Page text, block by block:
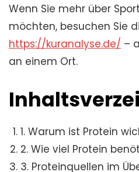
Wenn Sie mehr über
möchten, besuchen Sie
https://kuranalyse.de/ –
an einem Ort.
1. Warum ist Protein
2. Wie viel Protein
3. Proteinquellen im